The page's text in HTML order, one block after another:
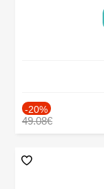
-20%
49.08€